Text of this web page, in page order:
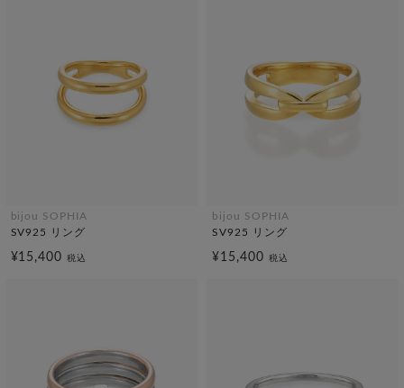
bijou SOPHIA
SV925 リング
¥15,400税込
bijou SOPHIA
SV925 リング
¥15,400 税込